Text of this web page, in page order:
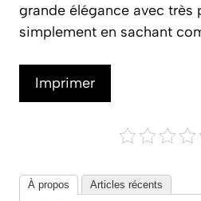
grande élégance avec très
simplement en sachant
Imprimer
À propos Articles récents